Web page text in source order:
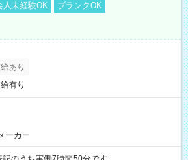
人未経験OK
ブランクOK
あり
有り
ーカー